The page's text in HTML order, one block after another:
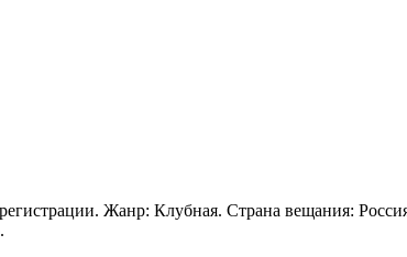
Жанр: Клубная. Страна вещания: